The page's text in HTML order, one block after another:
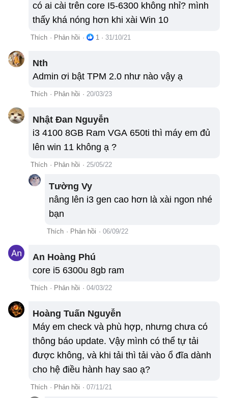
có ai cài trên core I5-6300 không nhỉ? mình
thấy khá nóng hơn khi xài Win 10
Thích · Phản hồi · 1 · 31/10/21
Nth
Admin ơi bật TPM 2.0 như nào vậy ạ
Thích · Phản hồi · 20/03/23
Nhật Đan Nguyễn
i3 4100 8GB Ram VGA 650ti thì máy em đủ
lên win 11 không ạ ?
Thích · Phản hồi · 25/05/22
Tường Vy
nâng lên i3 gen cao hơn là xài ngon nhé
bạn
Thích · Phản hồi · 06/09/22
An Hoàng Phú
core i5 6300u 8gb ram
Thích · Phản hồi · 04/03/22
Hoàng Tuấn Nguyễn
Máy em check và phù hợp, nhưng chưa có
thông báo update. Vậy mình có thể tự tải
được không, và khi tải thì tải vào ổ đĩa dành
cho hệ điều hành hay sao ạ?
Thích · Phản hồi · 07/11/21